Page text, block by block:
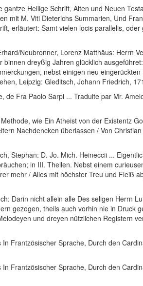
gantze Heilige Schrift, Alten und Neuen
mit M. Viti Dieterichs Summarien, Und
erläutert: Samt vielen locis parallelis,
/Neubronner, Lorenz Matthäus: Herrn
dreyßig Jahren glücklich
nebst einigen neu
, Leipzig: Gleditsch, Johann Friedrich,
de Fra Paolo Sarpi ... Traduite par Mr.
wie Ein Atheist von der Existentz
Nachdencken überlassen / Von
Stephan: D. Jo. Mich. Heineccii ...
in III. Theilen. Nebst einem
mehr / Alles mit höchster Treu und Fleiß
Darin nicht allein alle Des seligen Herrn
gezogen, theils auch vorhin nie in Druck
und dreyen nützlichen Registern
Frantzösischer Sprache, Durch den
Frantzösischer Sprache, Durch den